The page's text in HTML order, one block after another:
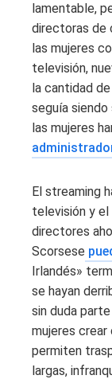
lamentable,
directoras de
las mujeres
televisión,
la cantidad
seguía
las mujeres
El streaming
televisión y el
directores
Scorsese
Irlandés»
se hayan
sin duda
mujeres crear
permiten
largas,